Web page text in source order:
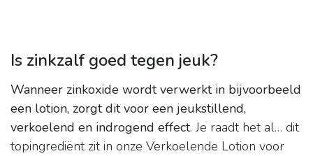
Is zinkzalf goed tegen jeuk?
Wanneer zinkoxide wordt verwerkt in bijvoorbeeld
een lotion, zorgt dit voor een jeukstillend,
verkoelend en indrogend effect. Je raadt het al… dit
topingrediënt zit in onze Verkoelende Lotion voor